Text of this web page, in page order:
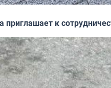
приглашает к